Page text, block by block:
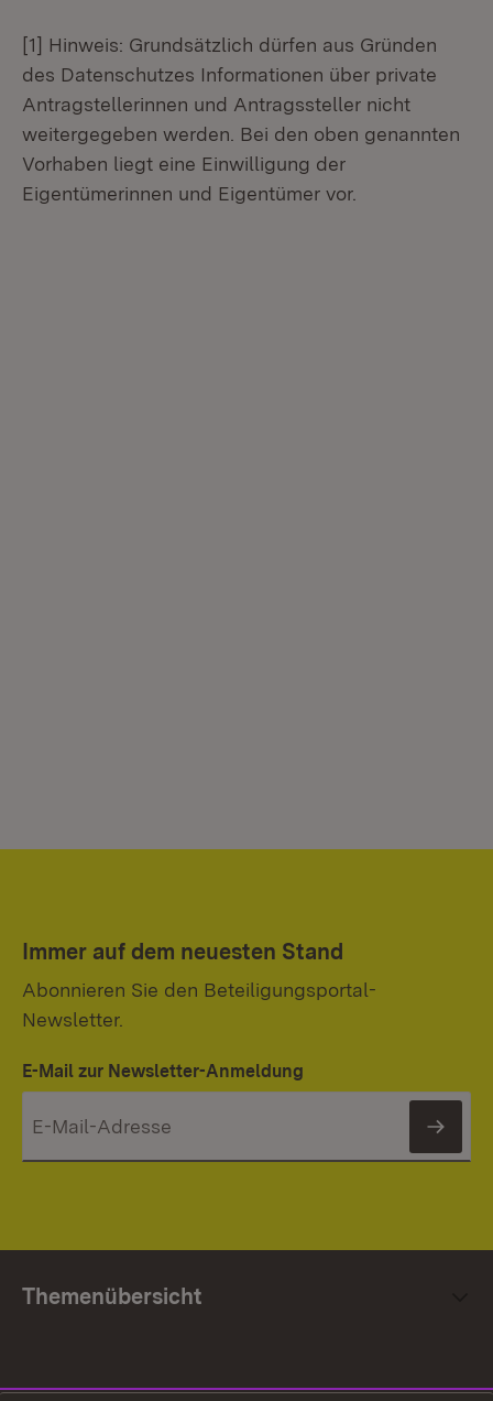
[1] Hinweis: Grundsätzlich dürfen aus Gründen
des Datenschutzes Informationen über private
Antragstellerinnen und Antragssteller nicht
weitergegeben werden. Bei den oben genannten
Vorhaben liegt eine Einwilligung der
Eigentümerinnen und Eigentümer vor.
Immer auf dem neuesten Stand
Abonnieren Sie den Beteiligungsportal-
Newsletter.
E-Mail zur Newsletter-Anmeldung
Themenübersicht